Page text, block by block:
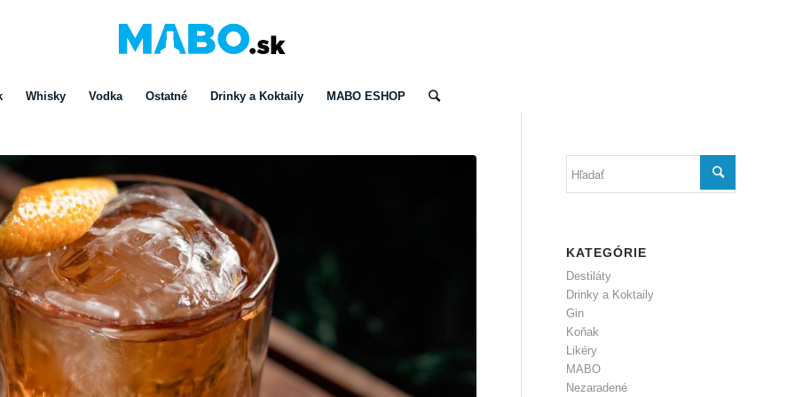
Whisky Vodka Ostatné Drinky a Koktaily MABO ESHOP
KATEGÓRIE
Destiláty
Drinky a Koktaily
Gin
Koňak
Likéry
MABO
Nezaradené